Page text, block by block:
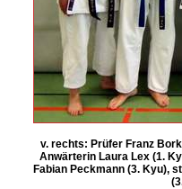
v. rechts: Prüfer Franz
Anwärterin Laura Lex (1.
Fabian Peckmann (3. Kyu),